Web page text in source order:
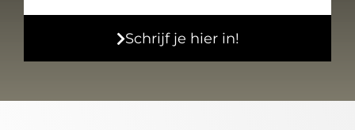
Schrijf je hier in!